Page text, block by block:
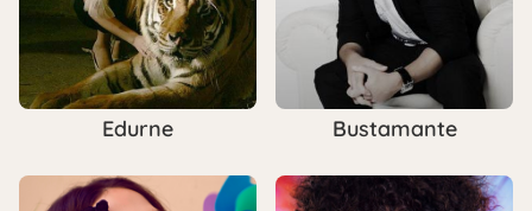
Edurne Bustamante